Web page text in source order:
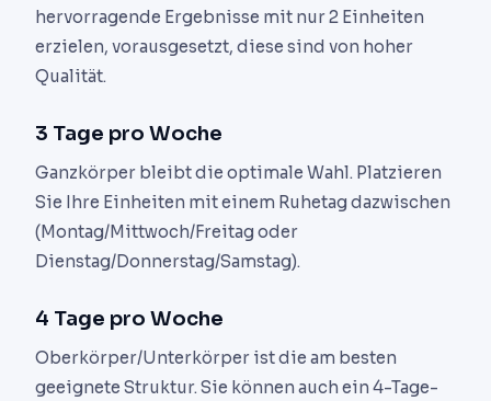
hervorragende Ergebnisse mit nur 2 Einheiten
erzielen, vorausgesetzt, diese sind von hoher
Qualität.
3 Tage pro Woche
Ganzkörper bleibt die optimale Wahl. Platzieren
Sie Ihre Einheiten mit einem Ruhetag dazwischen
(Montag/Mittwoch/Freitag oder
Dienstag/Donnerstag/Samstag).
4 Tage pro Woche
Oberkörper/Unterkörper ist die am besten
geeignete Struktur. Sie können auch ein 4-Tage-